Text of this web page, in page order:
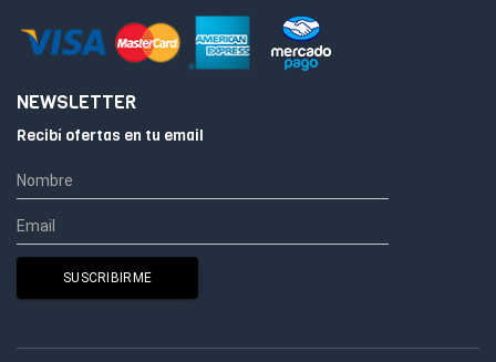
NEWSLETTER
Recibí ofertas en tu email